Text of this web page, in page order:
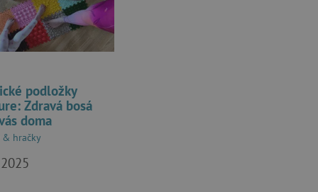
podložky
Zdravá bosá
doma
hračky
mezi lidmi a
bylo možné podávat
stránek.
souhlasu
souhlasu
Cookie-Script.com k
soubory cookie